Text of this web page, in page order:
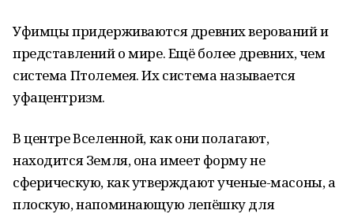
Уфимцы придерживаются древних верований и
представлений о мире. Ещё более древних, чем
система Птолемея. Их система называется
уфацентризм.
В центре Вселенной, как они полагают,
находится Земля, она имеет форму не
сферическую, как утверждают ученые-масоны, а
плоскую, напоминающую лепёшку для